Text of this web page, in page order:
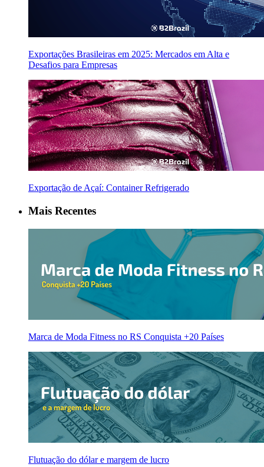
Exportações Brasileiras em 2025: Mercados em Alta e
Desafios para Empresas
Exportação de Açaí: Container Refrigerado
Mais Recentes
Marca de Moda Fitness no RS Conquista +20 Países
Flutuação do dólar e margem de lucro